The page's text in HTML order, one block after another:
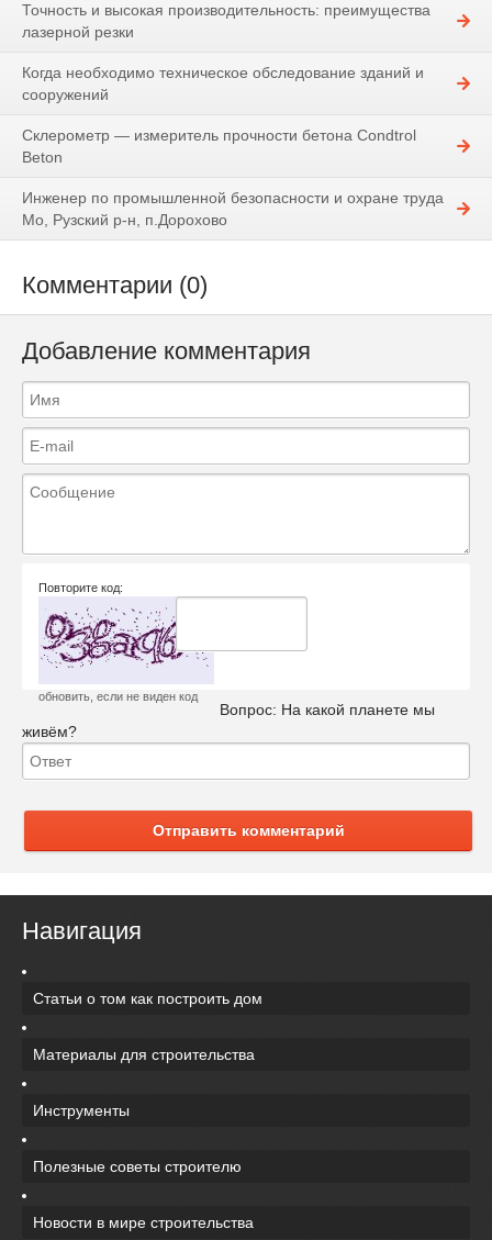
Точность и высокая производительность: преимущества
лазерной резки
Когда необходимо техническое обследование зданий и
сооружений
Склерометр — измеритель прочности бетона Condtrol
Beton
Инженер по промышленной безопасности и охране труда
Мо, Рузский р-н, п.Дорохово
Комментарии (0)
Добавление комментария
Повторите код:
обновить, если не виден код
Вопрос: На какой планете мы
живём?
Отправить комментарий
Навигация
Статьи о том как построить дом
Материалы для строительства
Инструменты
Полезные советы строителю
Новости в мире строительства